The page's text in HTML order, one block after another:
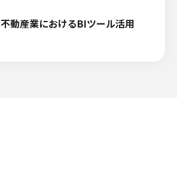
不動産業におけるBIツール活用